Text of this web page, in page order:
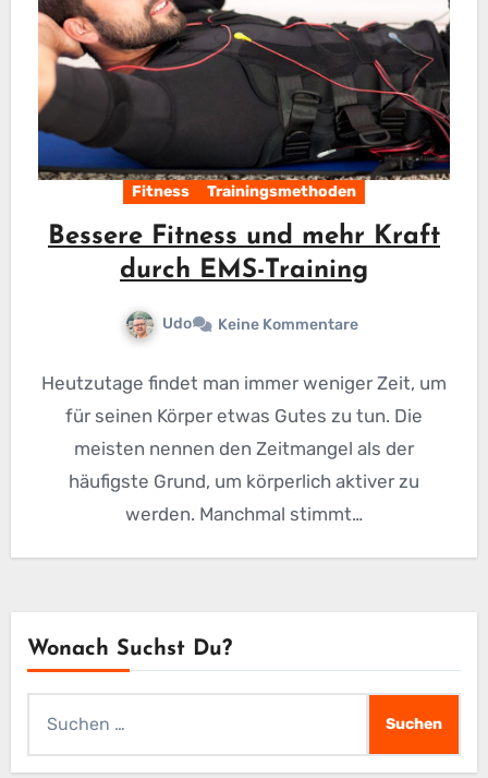
Fitness Trainingsmethoden
Bessere Fitness und mehr Kraft
durch EMS-Training
Udo Keine Kommentare
Heutzutage findet man immer weniger Zeit, um
für seinen Körper etwas Gutes zu tun. Die
meisten nennen den Zeitmangel als der
häufigste Grund, um körperlich aktiver zu
werden. Manchmal stimmt…
Wonach Suchst Du?
nach: